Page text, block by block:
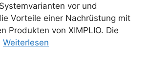
vor und
Vorteile einer Nachrüstung mit
Produkten von XIMPLIO. Die
Weiterlesen